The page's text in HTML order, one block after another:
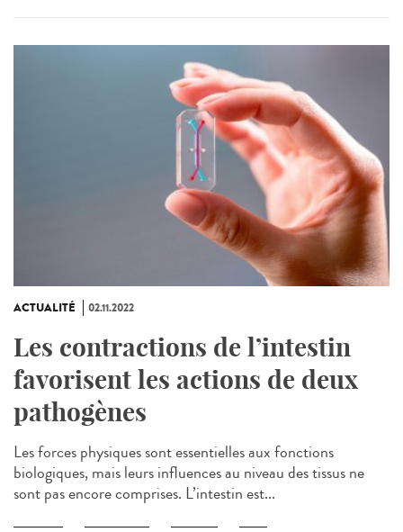
ACTUALITÉ 02.11.2022
Les contractions de l’intestin
favorisent les actions de deux
pathogènes
Les forces physiques sont essentielles aux fonctions
biologiques, mais leurs influences au niveau des tissus ne
sont pas encore comprises. L’intestin est...